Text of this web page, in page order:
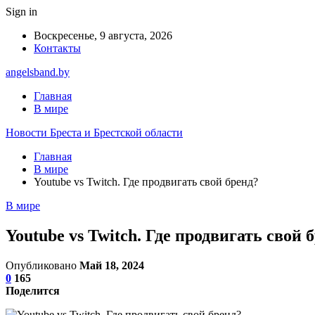
Sign in
Воскресенье, 9 августа, 2026
Контакты
angelsband.by
Главная
В мире
Новости Бреста и Брестской области
Главная
В мире
Youtube vs Twitch. Где продвигать свой бренд?
В мире
Youtube vs Twitch. Где продвигать свой
Опубликовано Май 18, 2024
0 165
Поделится